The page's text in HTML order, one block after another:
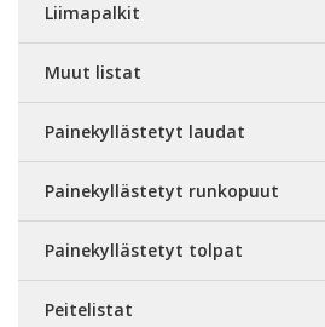
Liimapalkit
Muut listat
Painekyllästetyt laudat
Painekyllästetyt runkopuut
Painekyllästetyt tolpat
Peitelistat